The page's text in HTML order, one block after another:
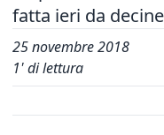
fatta ieri da
25 novembre 2018
1' di lettura